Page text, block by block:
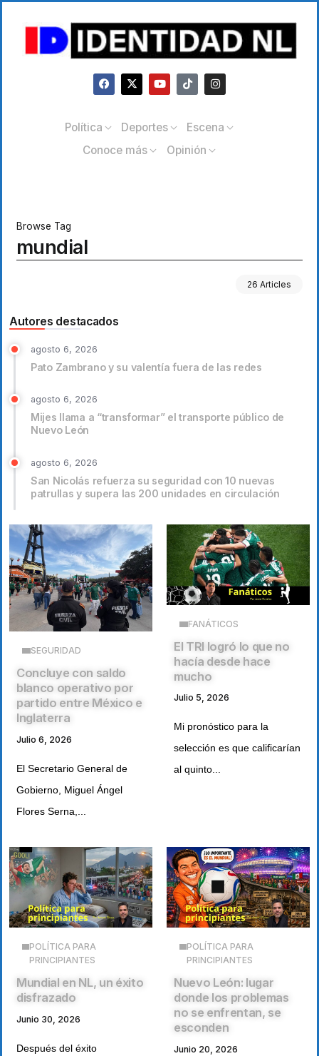
Política Deportes
Escena
Conoce más
Opinión
Browse Tag
mundial
26 Articles
Autores destacados
agosto 6, 2026
Pato Zambrano y su valentía fuera de las redes
agosto 6, 2026
Mijes llama a “transformar” el transporte público de
Nuevo León
agosto 6, 2026
San Nicolás refuerza su seguridad con 10 nuevas
patrullas y supera las 200 unidades en circulación
SEGURIDAD
Concluye con saldo
blanco operativo por
partido entre México e
Inglaterra
Julio 6, 2026
El Secretario General de
Gobierno, Miguel Ángel
Flores Serna,...
FANÁTICOS
El TRI logró lo que no
hacía desde hace
mucho
Julio 5, 2026
Mi pronóstico para la
selección es que calificarían
al quinto...
POLÍTICA PARA
PRINCIPIANTES
Mundial en NL, un éxito
disfrazado
Junio 30, 2026
Después del éxito
POLÍTICA PARA
PRINCIPIANTES
Nuevo León: lugar
donde los problemas
no se enfrentan, se
esconden
Junio 20, 2026